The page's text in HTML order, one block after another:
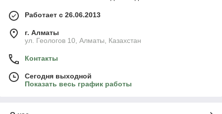
Работает с 26.06.2013
г. Алматы
ул. Геологов 10, Алматы, Казахстан
Контакты
Сегодня выходной
Показать весь график работы